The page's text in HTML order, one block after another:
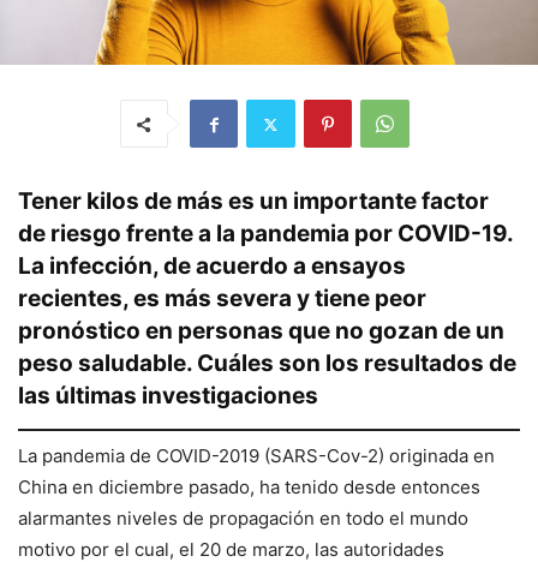
Tener kilos de más es un importante factor
de riesgo frente a la pandemia por COVID-19.
La infección, de acuerdo a ensayos
recientes, es más severa y tiene peor
pronóstico en personas que no gozan de un
peso saludable. Cuáles son los resultados de
las últimas investigaciones
La pandemia de COVID-2019 (SARS-Cov-2) originada en
China en diciembre pasado, ha tenido desde entonces
alarmantes niveles de propagación en todo el mundo
motivo por el cual, el 20 de marzo, las autoridades